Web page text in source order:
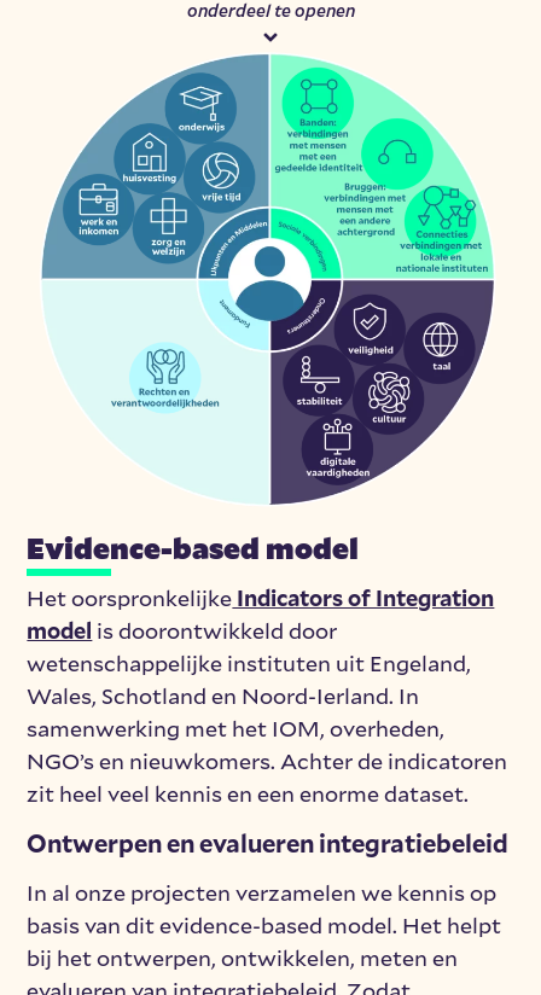
onderdeel te openen
Evidence-based model
Het oorspronkelijke Indicators of Integration
model is doorontwikkeld door
wetenschappelijke instituten uit Engeland,
Wales, Schotland en Noord-Ierland. In
samenwerking met het IOM, overheden,
NGO’s en nieuwkomers.Achter de indicatoren
zit heel veel kennis en een enorme dataset.
Ontwerpen en evalueren integratiebeleid
In al onze projecten verzamelen we kennis op
basis van dit evidence-based model. Het helpt
bij het ontwerpen, ontwikkelen, meten en